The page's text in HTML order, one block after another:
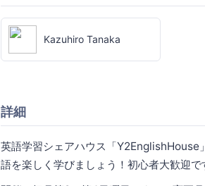
Kazuhiro Tanaka
詳細
英語学習シェアハウス「Y2EnglishHouse
語を楽しく学びましょう！初心者大歓迎で